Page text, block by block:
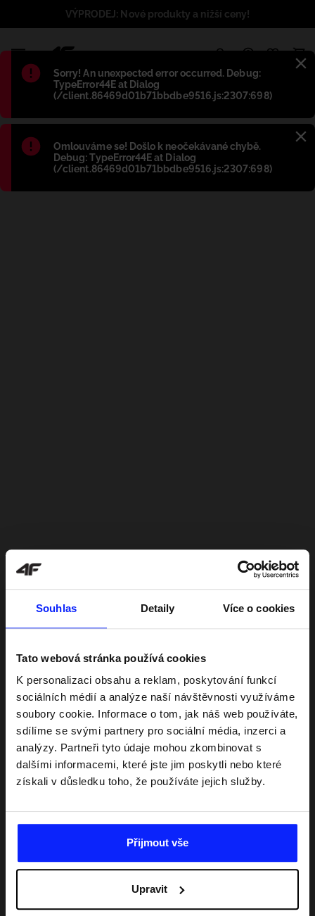
Souhlas Detaily Více o cookies
Tato webová stránka používá cookies
K personalizaci obsahu a reklam, poskytování funkcí
sociálních médií a analýze naší návštěvnosti využíváme
soubory cookie. Informace o tom, jak náš web používáte,
sdílíme se svými partnery pro sociální média, inzerci a
analýzy. Partneři tyto údaje mohou zkombinovat s
dalšími informacemi, které jste jim poskytli nebo které
získali v důsledku toho, že používáte jejich služby.
Přijmout vše
Upravit
Błąd:
Sorry! An unexpected error occurred. Debug:
TypeError44E at Dialog
(/client.86469d01b71bbdbe9516.js:2307:698)
Błąd:
Omlouváme se! Došlo k neočekávané chybě.
Debug: TypeError44E at Dialog
(/client.86469d01b71bbdbe9516.js:2307:698)
VÝPRODEJ: Nové produkty a nižší ceny!